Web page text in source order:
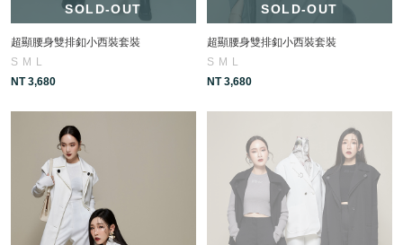
SOLD-OUT
超顯腰身雙排釦小西裝套裝
S M L
NT 3,680
SOLD-OUT
超顯腰身雙排釦小西裝套裝
S M L
NT 3,680